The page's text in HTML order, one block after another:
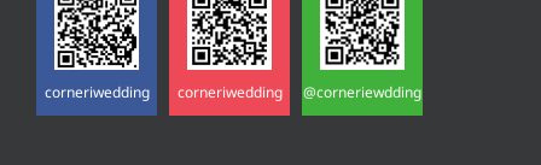
corneriwedding corneriwedding @corneriewdding